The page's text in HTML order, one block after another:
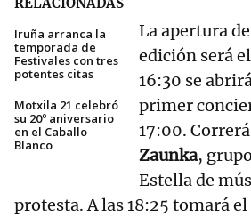
RELACIONADAS
Iruña arranca la
temporada de
Festivales con tres
potentes citas
Motxila 21 celebró
su 20º aniversario
en el Caballo
Blanco
La apertura
edición será
16:30 se
primer
17:00.
Zaunka,
Estella de
protesta. A las 18:25 tomará